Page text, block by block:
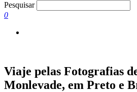
Pesquisar
0
Viaje pelas Fotografias
Monlevade, em Preto e